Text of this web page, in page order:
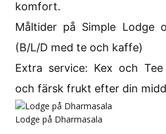
komfort.
Måltider på Simple Lodge
(B/L/D med te och kaffe)
Extra service: Kex och
och färsk frukt efter din
Lodge på Dharmasala